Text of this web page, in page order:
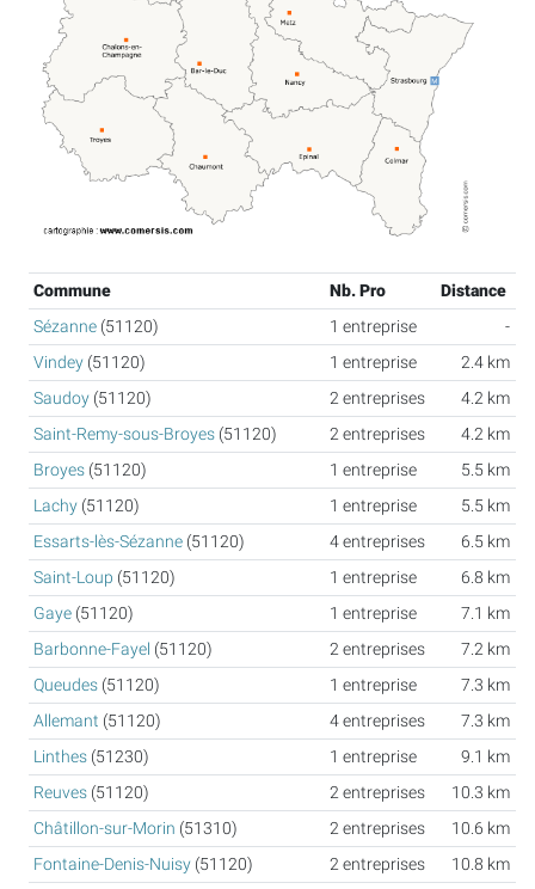
Commune Nb. Pro
Distance
Sézanne (51120) 1 entreprise
-
Vindey (51120) 1 entreprise
2.4 km
Saudoy (51120) 2 entreprises
4.2 km
Saint-Remy-sous-Broyes (51120) 2 entreprises
4.2 km
Broyes (51120) 1 entreprise
5.5 km
Lachy (51120) 1 entreprise
5.5 km
Essarts-lès-Sézanne (51120) 4 entreprises
6.5 km
Saint-Loup (51120) 1 entreprise
6.8 km
Gaye (51120) 1 entreprise
7.1 km
Barbonne-Fayel (51120) 2 entreprises
7.2 km
Queudes (51120) 1 entreprise
7.3 km
Allemant (51120) 4 entreprises
7.3 km
Linthes (51230) 1 entreprise
9.1 km
Reuves (51120) 2 entreprises
10.3 km
Châtillon-sur-Morin (51310) 2 entreprises
10.6 km
Fontaine-Denis-Nuisy (51120) 2 entreprises
10.8 km